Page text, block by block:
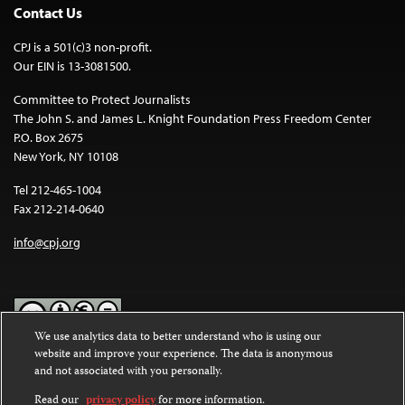
Contact Us
CPJ is a 501(c)3 non-profit.
Our EIN is 13-3081500.
Committee to Protect Journalists
The John S. and James L. Knight Foundation Press Freedom Center
P.O. Box 2675
New York, NY 10108
Tel 212-465-1004
Fax 212-214-0640
info@cpj.org
Except where noted, text on this website is licensed under a
Commons Attribution-NonCommercial-NoDerivatives 4.0
International License.
We use analytics data to better understand who is using our
website and improve your experience. The data is anonymous
and not associated with you personally.
Read our privacy policyfor more information.